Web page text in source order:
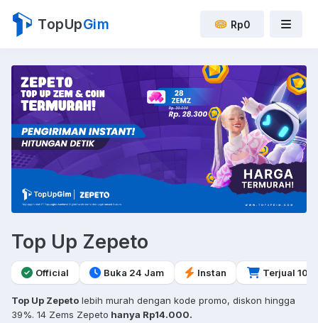
TopUpGim Rp0
Top Up Zepeto
Official Buka 24 Jam Instan Terjual
Top Up Zepeto lebih murah dengan kode promo, diskon hingga
39%. 14 Zems Zepeto hanya Rp14.000.